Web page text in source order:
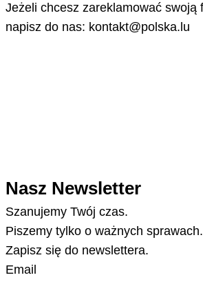
Jeżeli chcesz zareklamować swoją
napisz do nas: kontakt@polska.lu
Nasz Newsletter
Szanujemy Twój czas.
Piszemy tylko o ważnych sprawach.
Zapisz się do newslettera.
Email